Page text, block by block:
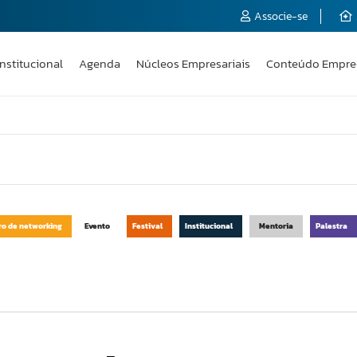
Associe-se
Agenda Núcleos Empresariais Conteúdo
de networking Evento Festival Institucional Mentoria Palestra